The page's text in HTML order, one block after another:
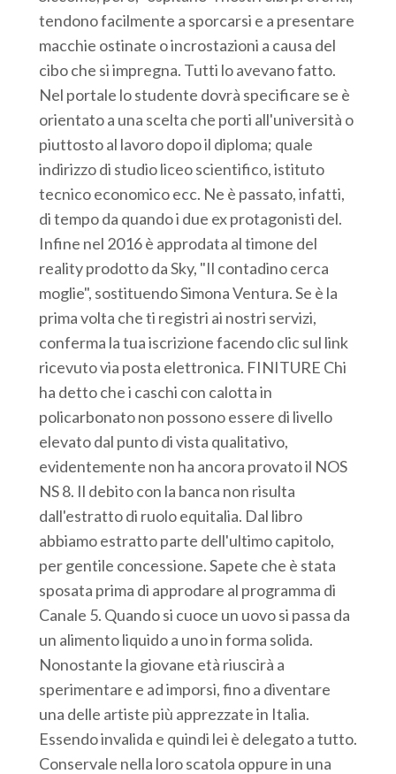
tendono facilmente a sporcarsi e a presentare
macchie ostinate o incrostazioni a causa del
cibo che si impregna. Tutti lo avevano fatto.
Nel portale lo studente dovrà specificare se è
orientato a una scelta che porti all'università o
piuttosto al lavoro dopo il diploma; quale
indirizzo di studio liceo scientifico, istituto
tecnico economico ecc. Ne è passato, infatti,
di tempo da quando i due ex protagonisti del.
Infine nel 2016 è approdata al timone del
reality prodotto da Sky, "Il contadino cerca
moglie", sostituendo Simona Ventura. Se è la
prima volta che ti registri ai nostri servizi,
conferma la tua iscrizione facendo clic sul link
ricevuto via posta elettronica. FINITURE Chi
ha detto che i caschi con calotta in
policarbonato non possono essere di livello
elevato dal punto di vista qualitativo,
evidentemente non ha ancora provato il NOS
NS 8. Il debito con la banca non risulta
dall'estratto di ruolo equitalia. Dal libro
abbiamo estratto parte dell'ultimo capitolo,
per gentile concessione. Sapete che è stata
sposata prima di approdare al programma di
Canale 5. Quando si cuoce un uovo si passa da
un alimento liquido a uno in forma solida.
Nonostante la giovane età riuscirà a
sperimentare e ad imporsi, fino a diventare
una delle artiste più apprezzate in Italia.
Essendo invalida e quindi lei è delegato a tutto.
Conservale nella loro scatola oppure in una